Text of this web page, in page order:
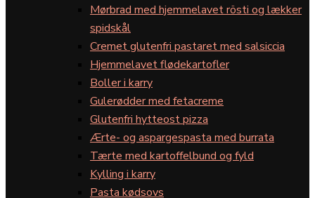
Mørbrad med hjemmelavet rösti og lækker
spidskål
Cremet glutenfri pastaret med salsiccia
Hjemmelavet flødekartofler
Boller i karry
Gulerødder med fetacreme
Glutenfri hytteost pizza
Ærte- og aspargespasta med burrata
Tærte med kartoffelbund og fyld
Kylling i karry
Pasta kødsovs